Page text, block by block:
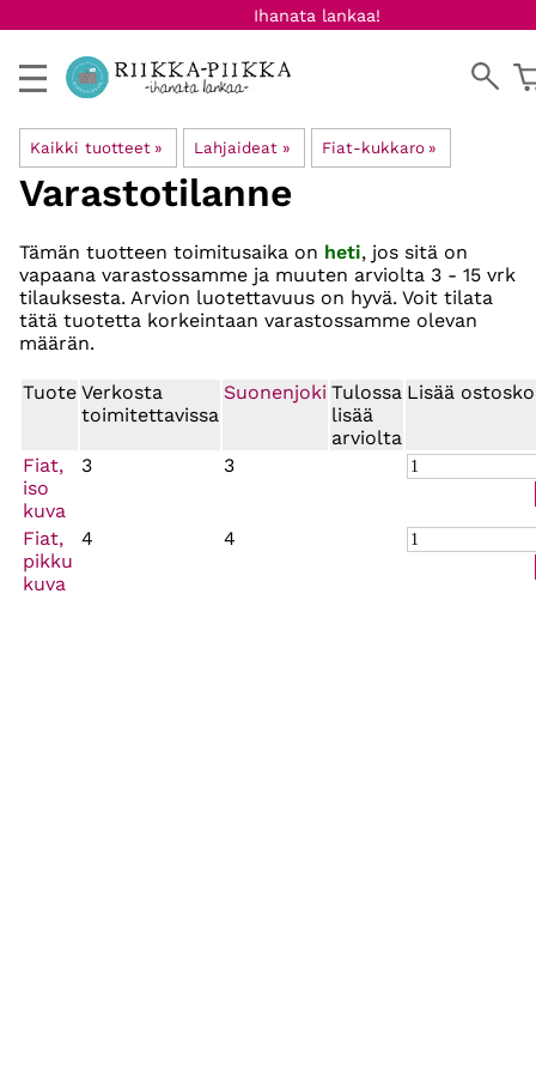
Ihanata lankaa!
Kaikki tuotteet ‪» Lahjaideat ‪» Fiat-kukkaro ‪»
Varastotilanne
Tämän tuotteen toimitusaika on heti, jos sitä on
vapaana varastossamme ja muuten arviolta 3 - 15 vrk
tilauksesta. Arvion luotettavuus on hyvä. Voit tilata
tätä tuotetta korkeintaan varastossamme olevan
määrän.
Tuote Verkosta
toimitettavissa
Suonenjoki Tulossa
lisää
arviolta
Lisää
Fiat,
iso
kuva
3 3
Fiat,
pikku
kuva
4 4